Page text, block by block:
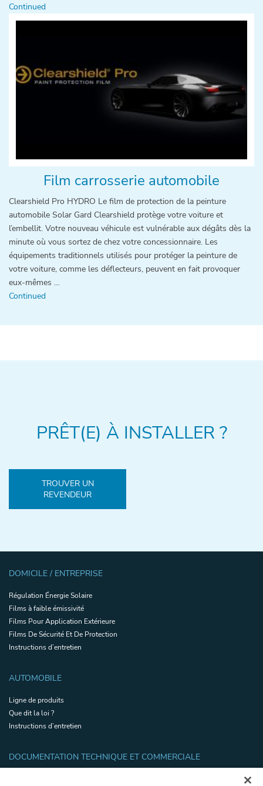
Continued
Film carrosserie automobile
Clearshield Pro HYDRO Le film de protection de la peinture
automobile Solar Gard Clearshield protège votre voiture et
l’embellit. Votre nouveau véhicule est vulnérable aux dégâts dès la
minute où vous sortez de chez votre concessionnaire. Les
équipements traditionnels utilisés pour protéger la peinture de
votre voiture, comme les déflecteurs, peuvent en fait provoquer
eux-mêmes …
Continued
PRÊT(E) À INSTALLER ?
TROUVER UN
REVENDEUR
DOMICILE / ENTREPRISE
Régulation Énergie Solaire
Films à faible émissivité
Films Pour Application Extérieure
Films De Sécurité Et De Protection
Instructions d’entretien
AUTOMOBILE
Ligne de produits
Que dit la loi ?
Instructions d’entretien
DOCUMENTATION TECHNIQUE ET COMMERCIALE